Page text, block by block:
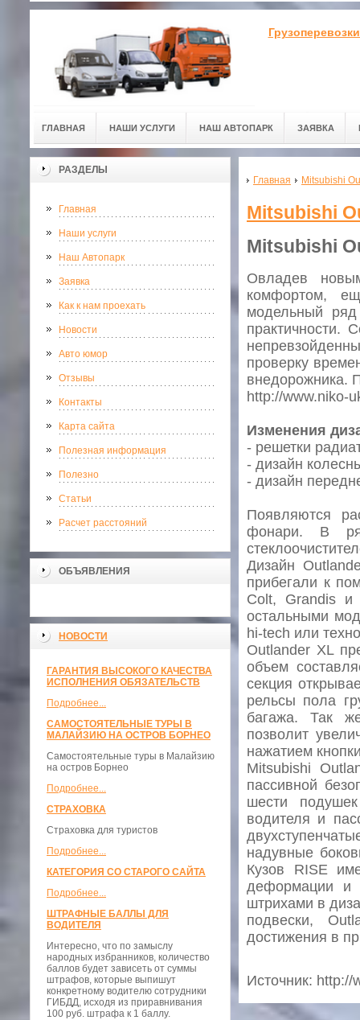
ГЛАВНАЯ НАШИ УСЛУГИ НАШ АВТОПАРК ЗАЯВКА
РАЗДЕЛЫ
Главная
Наши услуги
Наш Автопарк
Заявка
Как к нам проехать
Новости
Авто юмор
Отзывы
Контакты
Карта сайта
Полезная информация
Полезно
Статьи
Расчет расстояний
ОБЪЯВЛЕНИЯ
НОВОСТИ
ГАРАНТИЯ ВЫСОКОГО КАЧЕСТВА
ИСПОЛНЕНИЯ ОБЯЗАТЕЛЬСТВ
Подробнее...
САМОСТОЯТЕЛЬНЫЕ ТУРЫ В
МАЛАЙЗИЮ НА ОСТРОВ БОРНЕО
Самостоятельные туры в Малайзию
на остров Борнео
Подробнее...
СТРАХОВКА
Страховка для туристов
Подробнее...
КАТЕГОРИЯ СО СТАРОГО САЙТА
Подробнее...
ШТРАФНЫЕ БАЛЛЫ ДЛЯ
ВОДИТЕЛЯ
Интересно, что по замыслу
народных избранников, количество
баллов будет зависеть от суммы
штрафов, которые выпишут
конкретному водителю сотрудники
ГИБДД, исходя из приравнивания
100 руб. штрафа к 1 баллу.
Главная Mitsubishi
Mitsubishi
Mitsubishi
Овладев
комфортом,
модельный
практичности.
проверку
внедорожника.
http://www.niko-
Изменения
- решетки
- дизайн
- дизайн
Появляются
фонари. В
Дизайн
прибегали к
Colt, Grandis и
остальными
hi-tech или
Outlander XL
объем
секция
рельсы пола
багажа. Так
позволит
нажатием
Mitsubishi
пассивной
шести
водителя и
надувные
Кузов RISE
деформации и
штрихами в
подвески,
достижения в
Источник: http://